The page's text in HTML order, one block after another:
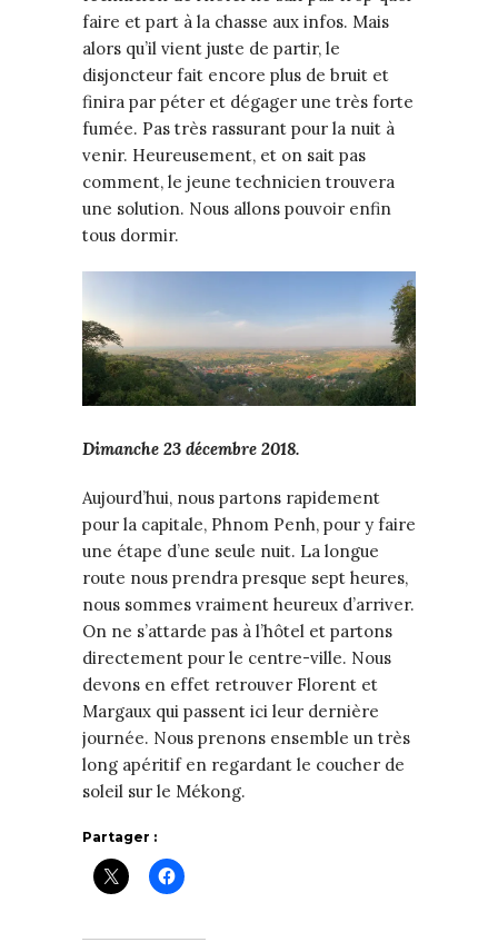
faire et part à la chasse aux infos. Mais
alors qu’il vient juste de partir, le
disjoncteur fait encore plus de bruit et
finira par péter et dégager une très forte
fumée. Pas très rassurant pour la nuit à
venir. Heureusement, et on sait pas
comment, le jeune technicien trouvera
une solution. Nous allons pouvoir enfin
tous dormir.
Dimanche 23 décembre 2018.
Aujourd’hui, nous partons rapidement
pour la capitale, Phnom Penh, pour y faire
une étape d’une seule nuit. La longue
route nous prendra presque sept heures,
nous sommes vraiment heureux d’arriver.
On ne s’attarde pas à l’hôtel et partons
directement pour le centre-ville. Nous
devons en effet retrouver Florent et
Margaux qui passent ici leur dernière
journée. Nous prenons ensemble un très
long apéritif en regardant le coucher de
soleil sur le Mékong.
Partager :